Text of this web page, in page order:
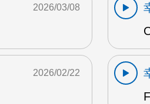
2026/03/08
2026/02/22